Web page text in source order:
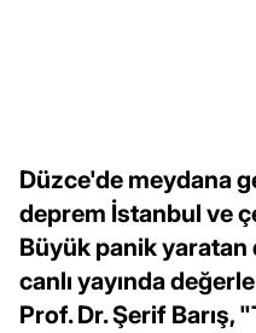
Düzce'de meydana
deprem İstanbul ve
Büyük panik
canlı yayında
Prof. Dr. Şerif Barış,